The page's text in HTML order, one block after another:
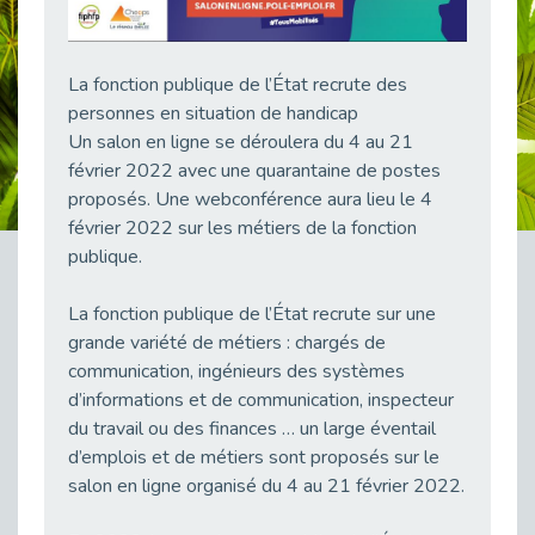
Publié le 04/05/2026
Le taux d’emploi direct dans la fonction publique dépasse 6 % en 2025
Publié le 04/05/2026
L'alternance : un tremplin vers l'emploi aussi pour les personnes en situation de handicap
Publié le 01/05/2026
Témoignage : Le parcours de Marc, 44 ans
Publié le 30/04/2026
Publié le 29/04/2026
28 avril : Agir ensemble pour une culture de prévention au travail
Publié le 27/04/2026
Mobilisation pour l’alternance et le handicap
Publié le 24/04/2026
La fonction publique de l’État recrute des
personnes en situation de handicap
Un salon en ligne se déroulera du 4 au 21
février 2022 avec une quarantaine de postes
proposés. Une webconférence aura lieu le 4
février 2022 sur les métiers de la fonction
publique.
La fonction publique de l’État recrute sur une
grande variété de métiers : chargés de
communication, ingénieurs des systèmes
d’informations et de communication, inspecteur
du travail ou des finances … un large éventail
d’emplois et de métiers sont proposés sur le
salon en ligne organisé du 4 au 21 février 2022.